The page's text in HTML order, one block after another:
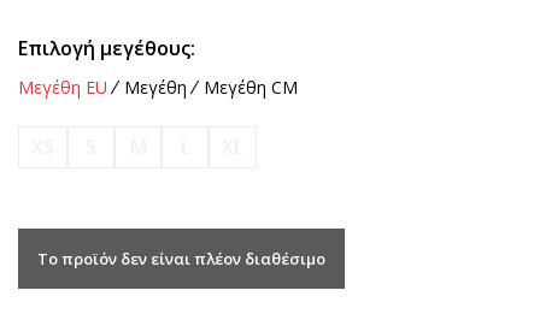
Επιλογή μεγέθους:
Μεγέθη EU Μεγέθη Μεγέθη CM
Το προϊόν δεν είναι πλέον διαθέσιμο